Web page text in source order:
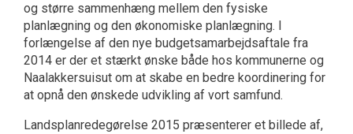
og større sammenhæng mellem den fysiske
planlægning og den økonomiske planlægning. I
forlængelse af den nye budgetsamarbejdsaftale fra
2014 er der et stærkt ønske både hos kommunerne og
Naalakkersuisut om at skabe en bedre koordinering for
at opnå den ønskede udvikling af vort samfund.
Landsplanredegørelse 2015 præsenterer et billede af,